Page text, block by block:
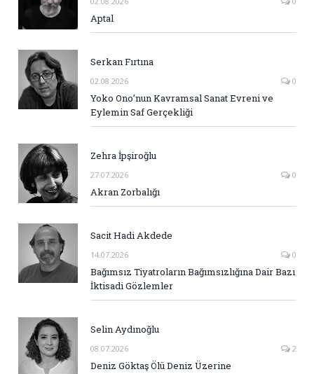
Aptal
Serkan Fırtına
02.08.2026 0
Yoko Ono’nun Kavramsal Sanat Evreni ve
Eylemin Saf Gerçekliği
Zehra İpşiroğlu
27.07.2026 0
Akran Zorbalığı
Sacit Hadi Akdede
14.07.2026 0
Bağımsız Tiyatroların Bağımsızlığına Dair Bazı
İktisadi Gözlemler
Selin Aydınoğlu
08.07.2026 2
Deniz Göktaş Ölü Deniz Üzerine